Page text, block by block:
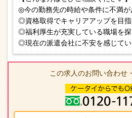
◎今の勤務先の時給や条件に不満が
◎資格取得でキャリアアップを目
◎福利厚生が充実している職場を
◎現在の派遣会社に不安を感じて
この求人のお問い合わせ